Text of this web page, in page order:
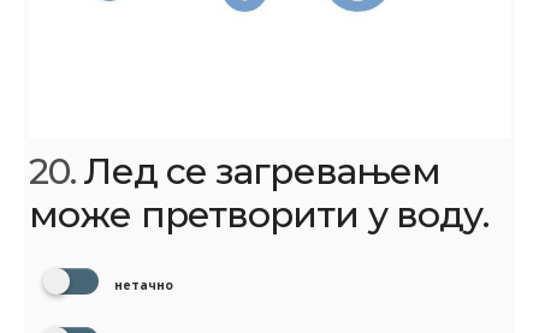
20.Лед се загревањем
може претворити у воду.
нетачно